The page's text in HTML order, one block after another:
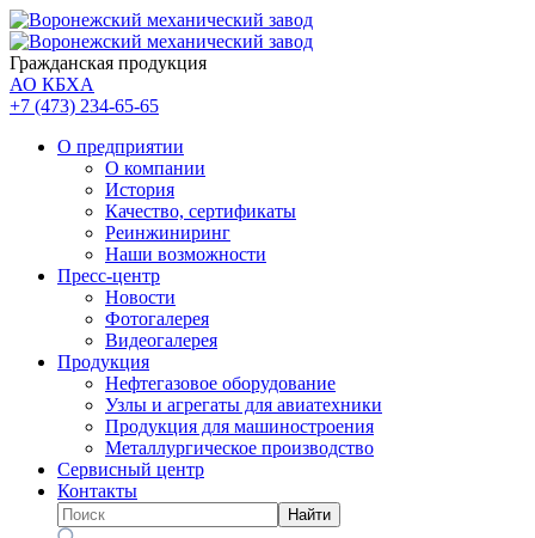
Гражданская продукция
АО КБХА
+7 (473) 234-65-65
О предприятии
О компании
История
Качество, сертификаты
Реинжиниринг
Наши возможности
Пресс-центр
Новости
Фотогалерея
Видеогалерея
Продукция
Нефтегазовое оборудование
Узлы и агрегаты для авиатехники
Продукция для машиностроения
Металлургическое производство
Сервисный центр
Контакты
Найти